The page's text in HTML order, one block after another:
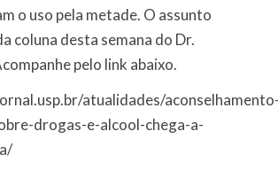
o uso pela metade. O assunto
coluna desta semana do Dr.
pelo link abaixo.
atualidades/
drogas-e-alcool-chega-a-